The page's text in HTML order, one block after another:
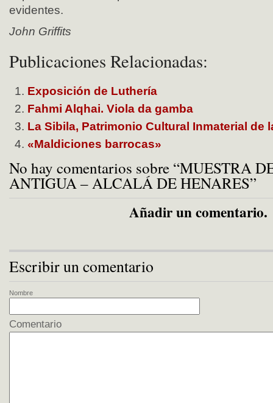
evidentes.
John Griffits
Publicaciones Relacionadas:
Exposición de Luthería
Fahmi Alqhai. Viola da gamba
La Sibila, Patrimonio Cultural Inmaterial de
«Maldiciones barrocas»
No hay comentarios sobre “MUESTRA
ANTIGUA – ALCALÁ DE HENARES”
Añadir un comentario.
Escribir un comentario
Nombre
Comentario